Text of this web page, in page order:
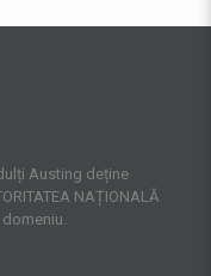
Austing deține
NAȚIONALĂ